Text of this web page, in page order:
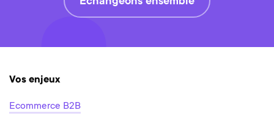
Vos enjeux
Ecommerce B2B